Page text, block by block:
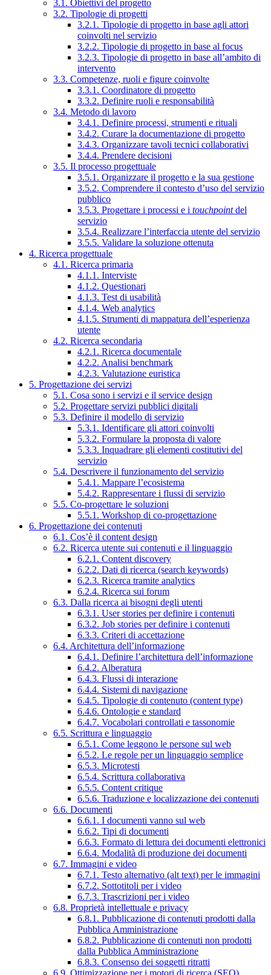
3.1. Obiettivi del progetto
3.2. Tipologie di progetti
3.2.1. Tipologie di progetto in base agli attori
coinvolti nel servizio
3.2.2. Tipologie di progetto in base al focus
3.2.3. Tipologie di progetto in base all’ambito di
intervento
3.3. Competenze, ruoli e figure coinvolte
3.3.1. Coordinatore di progetto
3.3.2. Definire ruoli e responsabilità
3.4. Metodo di lavoro
3.4.1. Definire processi, strumenti e rituali
3.4.2. Curare la documentazione di progetto
3.4.3. Organizzare tavoli tecnici collaborativi
3.4.4. Prendere decisioni
3.5. Il processo progettuale
3.5.1. Organizzare il progetto e la sua gestione
3.5.2. Comprendere il contesto d’uso del servizio
pubblico
3.5.3. Progettare i processi e i touchpointdel
servizio
3.5.4. Realizzare l’interfaccia utente del servizio
3.5.5. Validare la soluzione ottenuta
4. Ricerca progettuale
4.1. Ricerca primaria
4.1.1. Interviste
4.1.2. Questionari
4.1.3. Test di usabilità
4.1.4. Web analytics
4.1.5. Strumenti di mappatura dell’esperienza
utente
4.2. Ricerca secondaria
4.2.1. Ricerca documentale
4.2.2. Analisi benchmark
4.2.3. Valutazione euristica
5. Progettazione dei servizi
5.1. Cosa sono i servizi e il service design
5.2. Progettare servizi pubblici digitali
5.3. Definire il modello di servizio
5.3.1. Identificare gli attori coinvolti
5.3.2. Formulare la proposta di valore
5.3.3. Inquadrare gli elementi costitutivi del
servizio
5.4. Descrivere il funzionamento del servizio
5.4.1. Mappare l’ecosistema
5.4.2. Rappresentare i flussi di servizio
5.5. Co-progettare le soluzioni
5.5.1. Workshop di co-progettazione
6. Progettazione dei contenuti
6.1. Cos’è il content design
6.2. Ricerca utente sui contenuti e il linguaggio
6.2.1. Content discovery
6.2.2. Dati di ricerca (search keywords)
6.2.3. Ricerca tramite analytics
6.2.4. Ricerca sui forum
6.3. Dalla ricerca ai bisogni degli utenti
6.3.1. User stories per definire i contenuti
6.3.2. Job stories per definire i contenuti
6.3.3. Criteri di accettazione
6.4. Architettura dell’informazione
6.4.1. Definire l’architettura dell’informazione
6.4.2. Alberatura
6.4.3. Flussi di interazione
6.4.4. Sistemi di navigazione
6.4.5. Tipologie di contenuto (content type)
6.4.6. Ontologie e standard
6.4.7. Vocabolari controllati e tassonomie
6.5. Scrittura e linguaggio
6.5.1. Come leggono le persone sul web
6.5.2. Le regole per un linguaggio semplice
6.5.3. Microtesti
6.5.4. Scrittura collaborativa
6.5.5. Content critique
6.5.6. Traduzione e localizzazione dei contenuti
6.6. Documenti
6.6.1. I documenti vanno sul web
6.6.2. Tipi di documenti
6.6.3. Formato di lettura dei documenti elettronici
6.6.4. Modalità di produzione dei documenti
6.7. Immagini e video
6.7.1. Testo alternativo (alt text) per le immagini
6.7.2. Sottotitoli per i video
6.7.3. Trascrizioni per i video
6.8. Proprietà intellettuale e privacy
6.8.1. Pubblicazione di contenuti prodotti dalla
Pubblica Amministrazione
6.8.2. Pubblicazione di contenuti non prodotti
dalla Pubblica Amministrazione
6.8.3. Consenso dei soggetti ritratti
6.9. Ottimizzazione per i motori di ricerca (SEO)